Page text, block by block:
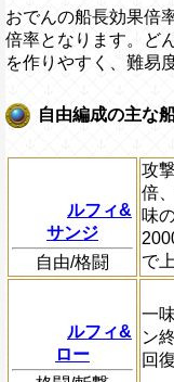
おでんの船長効果倍
倍率となります。ど
を作りやすく、難易
自由編成の主な
ルフィ&
サンジ
自由/格闘
攻
倍
味
で
ルフィ&
ロー
一
ン
回